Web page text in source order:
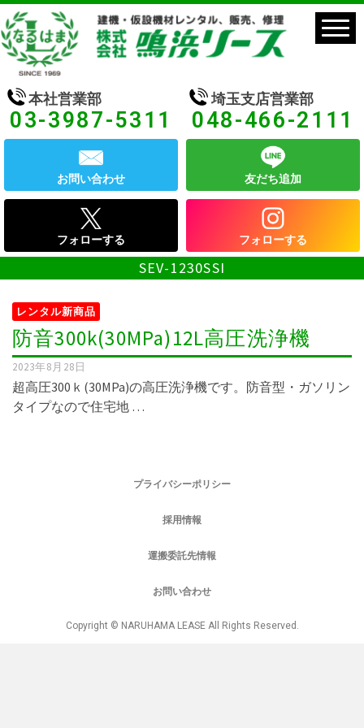
本社営業部
03-3987-5311
埼玉支店営業部
048-466-2111
お問い合わせ 友だち追加
フォローする フォローする
SEV-1230SSI
レンタル新商品
防音300k(30MPa)12L高圧洗浄機
2023年8月28日
超高圧300ｋ(30MPa)の高圧洗浄機です。防音型・ガソリン
タイプなので住宅地 …
プライバシーポリシー
採用情報
運搬委託先情報
お問い合わせ
Copyright © NARUHAMA LEASE All Rights Reserved.